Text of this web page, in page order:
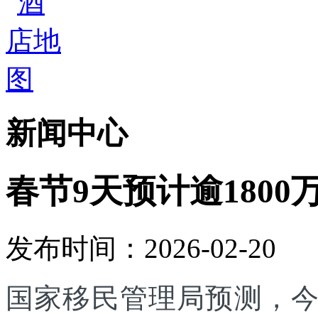
新闻中心
春节9天预计逾1800
发布时间：2026-02-20
国家移民管理局预测，